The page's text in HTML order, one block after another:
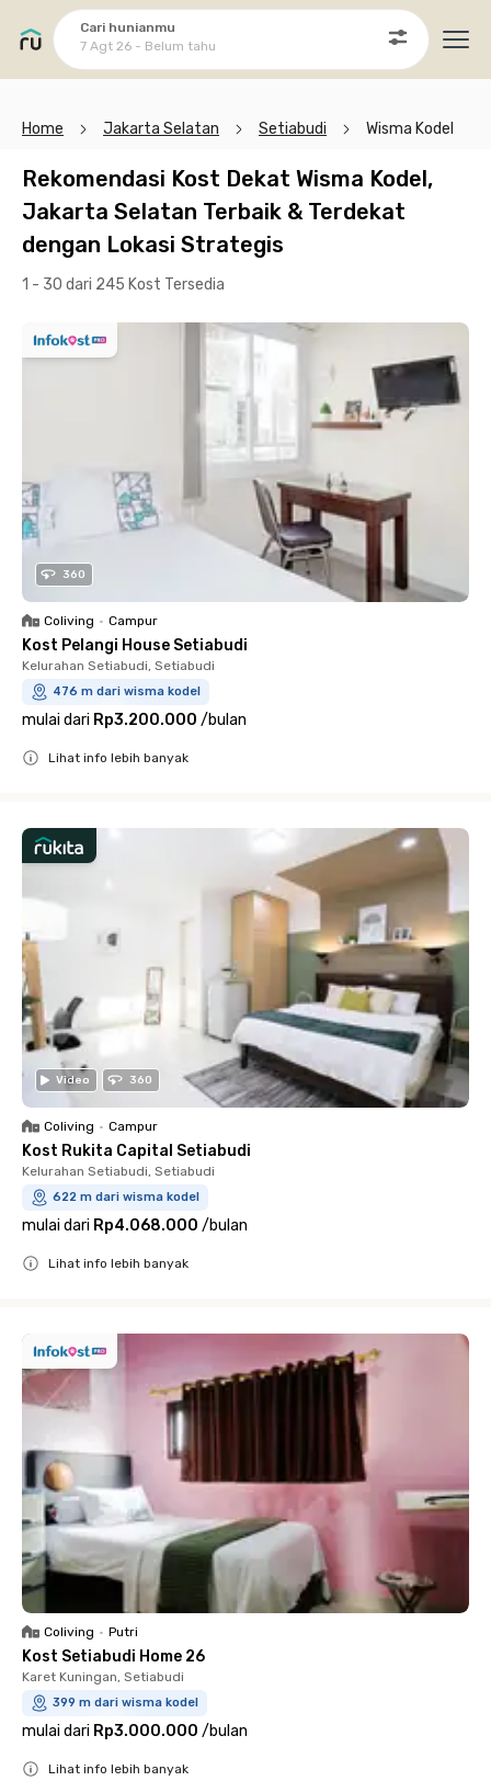
Cari hunianmu
7 Agt 26 - Belum tahu
Home Jakarta Selatan Setiabudi Wisma Kodel
Rekomendasi Kost Dekat Wisma Kodel,
Jakarta Selatan Terbaik & Terdekat
dengan Lokasi Strategis
1 - 30 dari 245 Kost Tersedia
360
Coliving • Campur
Kost Pelangi House Setiabudi
Kelurahan Setiabudi, Setiabudi
476 m dari wisma kodel
mulai dari Rp3.200.000 /bulan
Lihat info lebih banyak
Video 360
Coliving • Campur
Kost Rukita Capital Setiabudi
Kelurahan Setiabudi, Setiabudi
622 m dari wisma kodel
mulai dari Rp4.068.000 /bulan
Lihat info lebih banyak
Coliving • Putri
Kost Setiabudi Home 26
Karet Kuningan, Setiabudi
399 m dari wisma kodel
mulai dari Rp3.000.000 /bulan
Lihat info lebih banyak